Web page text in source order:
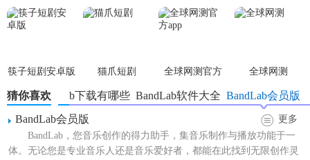
相位调整等，以及专业的母带处理工具，提升作品音质。
1. 创作项目：支持创建新的音乐项目，导入音频文件、MIDI
文件等。
2. 音效与插件：提供丰富的音效库和第三方插件支持，满足
各种创作需求。
新版本
筷子短剧安卓版 猫爪短剧
全球网测官方
app
全球网测
猜你喜欢 BandLab会员版
BandLab软件大全
BandLab下载有哪些
BandLab会员版
更多
BandLab，您音乐创作的得力助手，集音乐制作与播放功能于一
体。无论您是专业音乐人还是音乐爱好者，都能在此找到无限创作灵